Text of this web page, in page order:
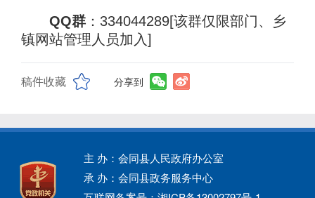
QQ群 ：334044289[该群仅限部门、乡
镇网站管理人员加入]
稿件收藏 分享到
主 办：会同县人民政府办公室
承 办：会同县政务服务中心